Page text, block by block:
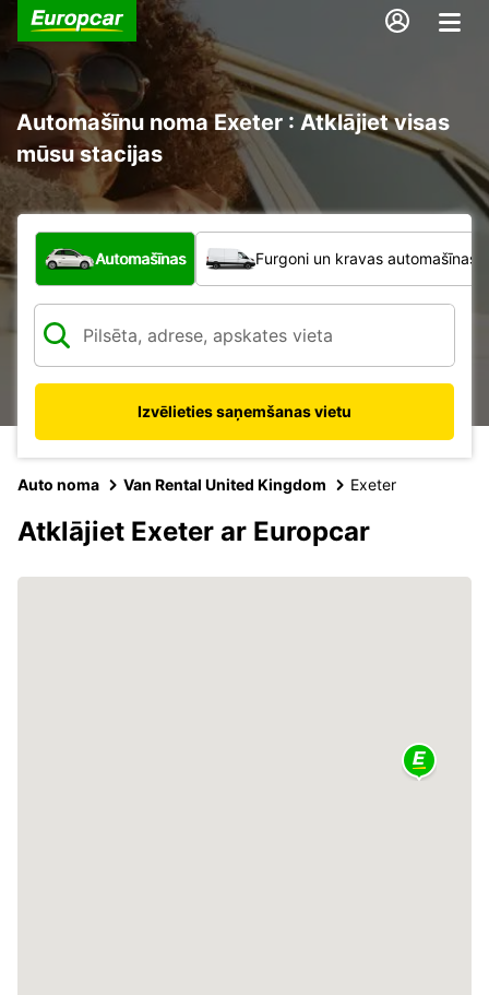
Automašīnu noma Exeter : Atklājiet visas
mūsu stacijas
Kāda veida transportlīdzeklis?
Automašīnas Furgoni un kravas automašīnas
Izvēlieties saņemšanas vietu
Auto noma Van Rental United Kingdom Exeter
Atklājiet Exeter ar Europcar